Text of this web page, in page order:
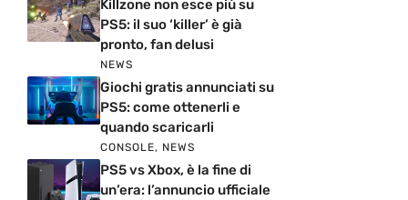
Killzone non esce più su
PS5: il suo ‘killer’ è già
pronto, fan delusi
NEWS
Giochi gratis annunciati su
PS5: come ottenerli e
quando scaricarli
CONSOLE, NEWS
PS5 vs Xbox, è la fine di
un’era: l’annuncio ufficiale